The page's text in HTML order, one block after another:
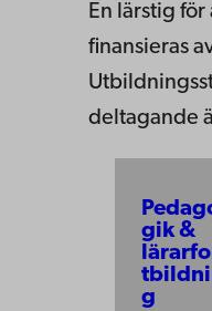
En lärstig
finansieras
deltagande
gik &
g